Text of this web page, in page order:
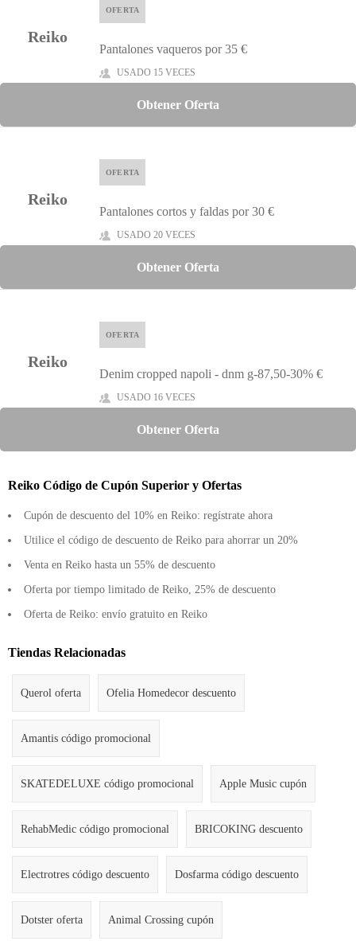
Reiko
OFERTA
Pantalones vaqueros por 35 €
USADO 15 VECES
Obtener Oferta
Reiko
OFERTA
Pantalones cortos y faldas por 30 €
USADO 20 VECES
Obtener Oferta
Reiko
OFERTA
Denim cropped napoli - dnm g-87,50-30% €
USADO 16 VECES
Obtener Oferta
Reiko Código de Cupón Superior y Ofertas
Cupón de descuento del 10% en Reiko: regístrate ahora
Utilice el código de descuento de Reiko para ahorrar un 20%
Venta en Reiko hasta un 55% de descuento
Oferta por tiempo limitado de Reiko, 25% de descuento
Oferta de Reiko: envío gratuito en Reiko
Tiendas Relacionadas
Querol oferta Ofelia Homedecor descuento
Amantis código promocional
SKATEDELUXE código promocional Apple Music cupón
RehabMedic código promocional BRICOKING descuento
Electrotres código descuento Dosfarma código descuento
Dotster oferta Animal Crossing cupón